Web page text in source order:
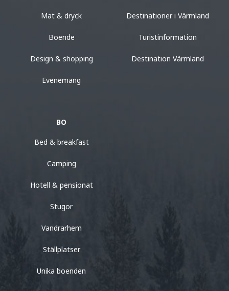
Mat & dryck
Boende
Design & shopping
Evenemang
Destinationer i Värmland
Turistinformation
Destination Värmland
BO
Bed & breakfast
Camping
Hotell & pensionat
Stugor
Vandrarhem
Ställplatser
Unika boenden